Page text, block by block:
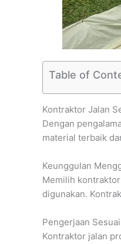
Table of
Kontraktor Jalan
Dengan
material terbaik
Keunggulan
Memilih
digunakan.
Pengerjaan
Kontraktor jalan